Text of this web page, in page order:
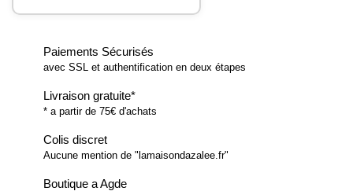
Paiements Sécurisés
avec SSL et authentification en deux étapes
Livraison gratuite*
* a partir de 75€ d'achats
Colis discret
Aucune mention de "lamaisondazalee.fr"
Boutique a Agde